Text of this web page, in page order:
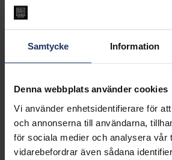
Samtycke Information
Denna webbplats använder cookies
Vi använder enhetsidentifierare för
och annonserna till användarna,
för sociala medier och analysera vår
vidarebefordrar även sådana
INFO
LÄNGD CA (CM)
21
VARUMÄRKE
Matchande produkter och